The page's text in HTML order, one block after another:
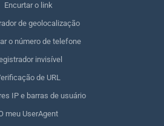
Encurtar o link
de geolocalização
o número de telefone
invisível
de URL
IP e barras de usuário
meu UserAgent